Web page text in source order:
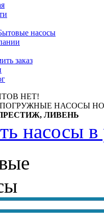
насосы
заказ
НЕТ!
НАСОСЫ
ЛИВЕНЬ
насосы в